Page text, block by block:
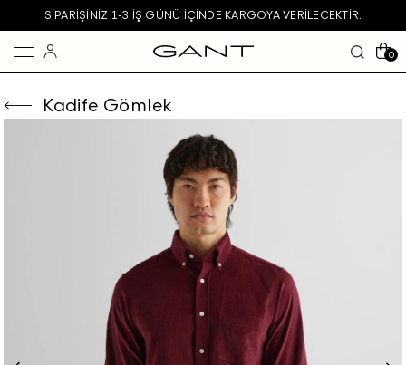
SIPARIŞINIZ 1-3 IŞ GÜNÜ IÇINDE KARGOYA VERILECEKTIR.
0
Kadife Gömlek